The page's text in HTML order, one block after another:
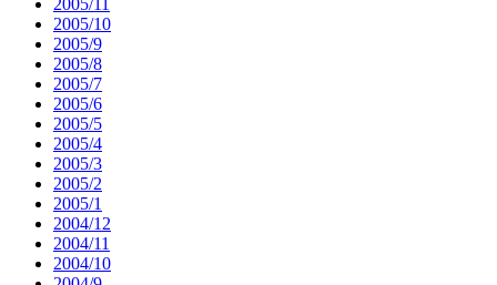
2005/10
2005/9
2005/8
2005/7
2005/6
2005/5
2005/4
2005/3
2005/2
2005/1
2004/12
2004/11
2004/10